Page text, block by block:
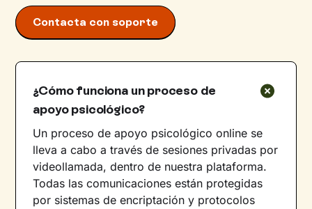
Contacta con soporte
¿Cómo funciona un proceso de
apoyo psicológico?
Un proceso de apoyo psicológico online se
lleva a cabo a través de sesiones privadas por
videollamada, dentro de nuestra plataforma.
Todas las comunicaciones están protegidas
por sistemas de encriptación y protocolos